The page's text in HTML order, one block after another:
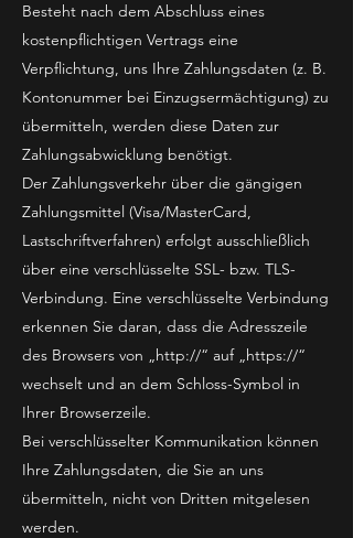
Besteht nach dem Abschluss eines
kostenpflichtigen Vertrags eine
Verpflichtung, uns Ihre Zahlungsdaten (z. B.
Kontonummer bei Einzugsermächtigung) zu
übermitteln, werden diese Daten zur
Zahlungsabwicklung benötigt.
Der Zahlungsverkehr über die gängigen
Zahlungsmittel (Visa/MasterCard,
Lastschriftverfahren) erfolgt ausschließlich
über eine verschlüsselte SSL- bzw. TLS-
Verbindung. Eine verschlüsselte Verbindung
erkennen Sie daran, dass die Adresszeile
des Browsers von „http://“ auf „https://“
wechselt und an dem Schloss-Symbol in
Ihrer Browserzeile.
Bei verschlüsselter Kommunikation können
Ihre Zahlungsdaten, die Sie an uns
übermitteln, nicht von Dritten mitgelesen
werden.